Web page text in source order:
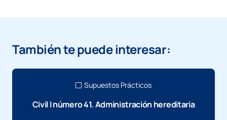
También te puede interesar:
Supuestos Prácticos
Civil I número 41. Administración hereditaria